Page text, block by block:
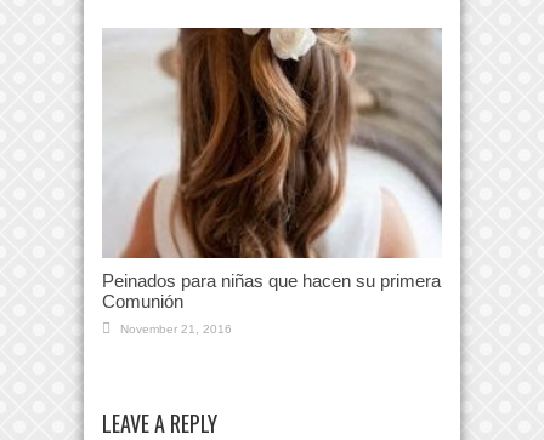
Peinados para niñas que hacen su primera
Comunión
November 21, 2016
LEAVE A REPLY